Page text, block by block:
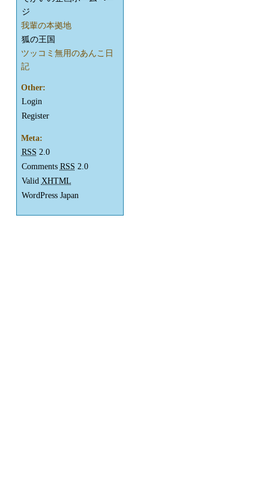
ジ
我輩の本拠地
狐の王国
ツッコミ無用のあんこ日
記
Other:
Login
Register
Meta:
RSS 2.0
Comments RSS 2.0
Valid XHTML
WordPress Japan